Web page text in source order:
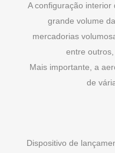
A configuração
grande volume
mercadorias
entre
Mais importante, a
de
Dispositivo de